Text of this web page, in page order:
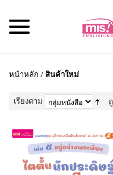
หน้าหลัก /สินค้าใหม่
เรียงตาม